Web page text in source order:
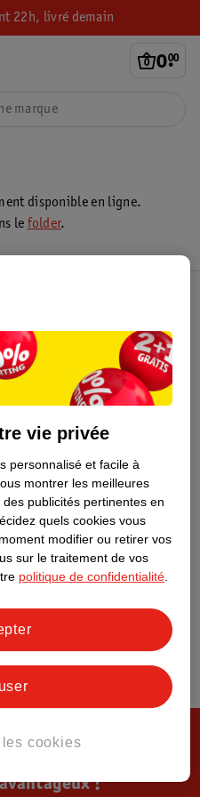
22h, livré demain
0.
00
disponible en ligne.
le folder.
!
vie privée
personnalisé et facile à
montrer les meilleures
publicités pertinentes en
quels cookies vous
modifier ou retirer vos
sur le traitement de vos
politique de confidentialité
les cookies